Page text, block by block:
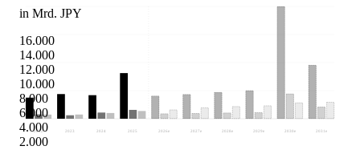
in Mrd. JPY
16.000
14.000
12.000
10.000
8.000
6.000
4.000
2.000
2022 2023 2024 2025 2026e 2027 e 2028 e 2029 e 2030e 2031 e